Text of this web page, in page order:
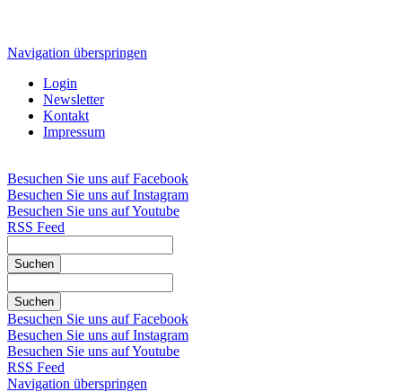
Navigation überspringen
Login
Newsletter
Kontakt
Impressum
Besuchen Sie uns auf Facebook
Besuchen Sie uns auf Instagram
Besuchen Sie uns auf Youtube
RSS Feed
Suchen
Suchen
Besuchen Sie uns auf Facebook
Besuchen Sie uns auf Instagram
Besuchen Sie uns auf Youtube
RSS Feed
Navigation überspringen